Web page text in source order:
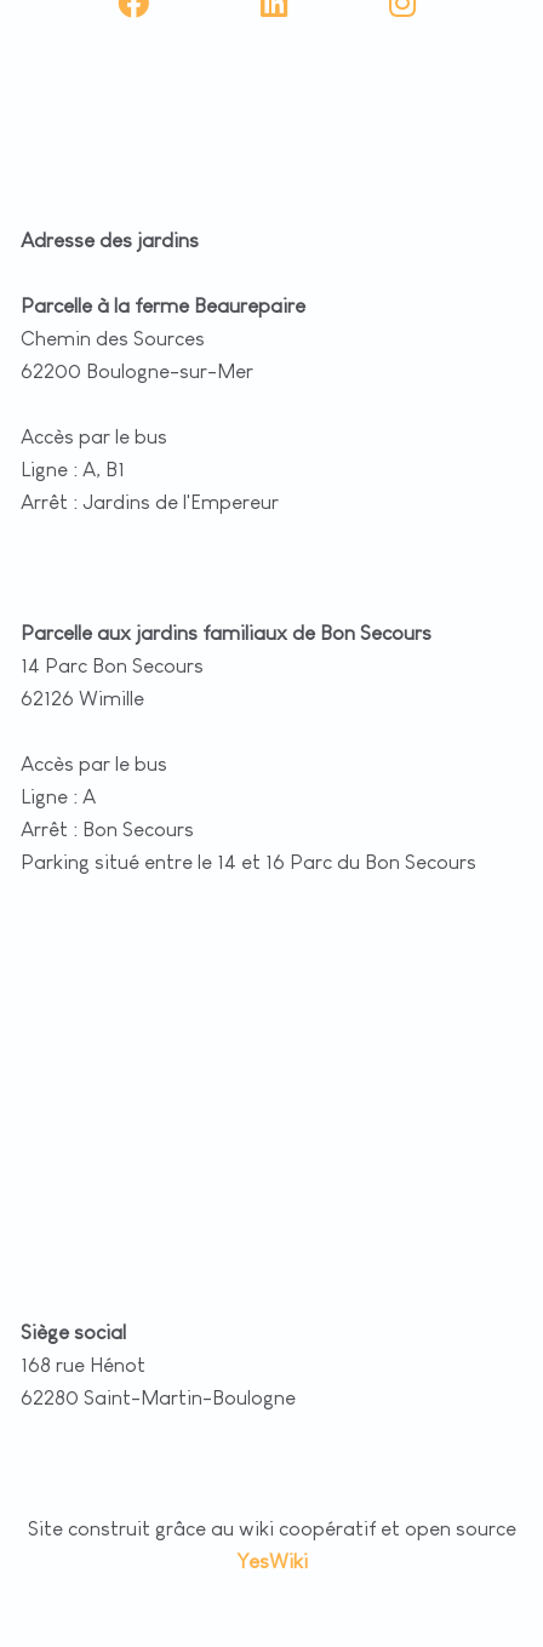
Adresse des jardins
Parcelle à la ferme Beaurepaire
Chemin des Sources
62200 Boulogne-sur-Mer
Accès par le bus
Ligne : A, B1
Arrêt : Jardins de l'Empereur
Parcelle aux jardins familiaux de Bon Secours
14 Parc Bon Secours
62126 Wimille
Accès par le bus
Ligne : A
Arrêt : Bon Secours
Parking situé entre le 14 et 16 Parc du Bon Secours
Siège social
168 rue Hénot
62280 Saint-Martin-Boulogne
Site construit grâce au wiki coopératif et open source
YesWiki